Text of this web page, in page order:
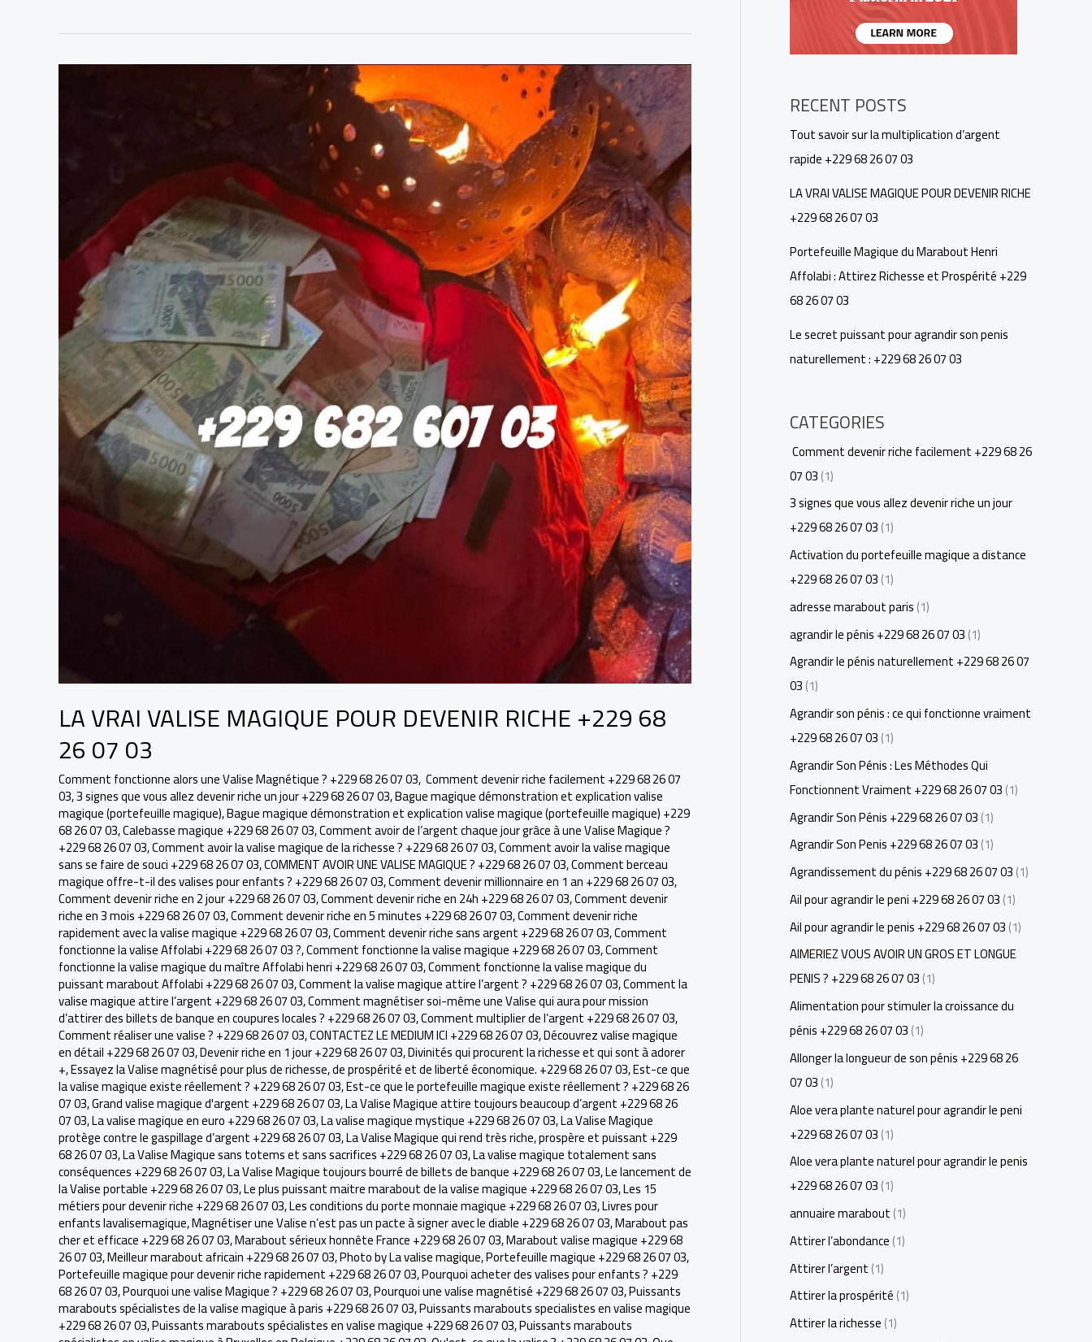
LA VRAI VALISE MAGIQUE POUR DEVENIR RICHE +229 68
26 07 03
Comment fonctionne alors une Valise Magnétique ? +229 68 26 07 03, Comment devenir riche facilement +229 68 26 07
03,3 signes que vous allez devenir riche un jour +229 68 26 07 03,Bague magique démonstration et explication valise
magique (portefeuille magique),Bague magique démonstration et explication valise magique (portefeuille magique) +229
68 26 07 03,Calebasse magique +229 68 26 07 03,Comment avoir de l’argent chaque jour grâce à une Valise Magique ?
+229 68 26 07 03,Comment avoir la valise magique de la richesse ? +229 68 26 07 03,Comment avoir la valise magique
sans se faire de souci +229 68 26 07 03,COMMENT AVOIR UNE VALISE MAGIQUE ? +229 68 26 07 03,Comment berceau
magique offre-t-il des valises pour enfants ? +229 68 26 07 03,Comment devenir millionnaire en 1 an +229 68 26 07 03,
Comment devenir riche en 2 jour +229 68 26 07 03,Comment devenir riche en 24h +229 68 26 07 03,Comment devenir
riche en 3 mois +229 68 26 07 03,Comment devenir riche en 5 minutes +229 68 26 07 03,Comment devenir riche
rapidement avec la valise magique +229 68 26 07 03,Comment devenir riche sans argent +229 68 26 07 03,Comment
fonctionne la valise Affolabi +229 68 26 07 03 ?,Comment fonctionne la valise magique +229 68 26 07 03,Comment
fonctionne la valise magique du maître Affolabi henri +229 68 26 07 03,Comment fonctionne la valise magique du
puissant marabout Affolabi +229 68 26 07 03,Comment la valise magique attire l’argent ? +229 68 26 07 03,Comment la
valise magique attire l’argent +229 68 26 07 03,Comment magnétiser soi-même une Valise qui aura pour mission
d’attirer des billets de banque en coupures locales ? +229 68 26 07 03,Comment multiplier de l’argent +229 68 26 07 03,
Comment réaliser une valise ? +229 68 26 07 03,CONTACTEZ LE MEDIUM ICI +229 68 26 07 03,Découvrez valise magique
en détail +229 68 26 07 03,Devenir riche en 1 jour +229 68 26 07 03,Divinités qui procurent la richesse et qui sont à adorer
+,Essayez la Valise magnétisé pour plus de richesse, de prospérité et de liberté économique. +229 68 26 07 03,Est-ce que
la valise magique existe réellement ? +229 68 26 07 03,Est-ce que le portefeuille magique existe réellement ? +229 68 26
07 03,Grand valise magique d'argent +229 68 26 07 03,La Valise Magique attire toujours beaucoup d’argent +229 68 26
07 03,La valise magique en euro +229 68 26 07 03,La valise magique mystique +229 68 26 07 03,La Valise Magique
protège contre le gaspillage d’argent +229 68 26 07 03,La Valise Magique qui rend très riche, prospère et puissant +229
68 26 07 03,La Valise Magique sans totems et sans sacrifices +229 68 26 07 03,La valise magique totalement sans
conséquences +229 68 26 07 03,La Valise Magique toujours bourré de billets de banque +229 68 26 07 03,Le lancement de
la Valise portable +229 68 26 07 03,Le plus puissant maitre marabout de la valise magique +229 68 26 07 03,Les 15
métiers pour devenir riche +229 68 26 07 03,Les conditions du porte monnaie magique +229 68 26 07 03,Livres pour
enfants lavalisemagique,Magnétiser une Valise n’est pas un pacte à signer avec le diable +229 68 26 07 03,Marabout pas
cher et efficace +229 68 26 07 03,Marabout sérieux honnête France +229 68 26 07 03,Marabout valise magique +229 68
26 07 03,Meilleur marabout africain +229 68 26 07 03,Photo by La valise magique,Portefeuille magique +229 68 26 07 03,
Portefeuille magique pour devenir riche rapidement +229 68 26 07 03,Pourquoi acheter des valises pour enfants ? +229
68 26 07 03,Pourquoi une valise Magique ? +229 68 26 07 03,Pourquoi une valise magnétisé +229 68 26 07 03,Puissants
marabouts spécialistes de la valise magique à paris +229 68 26 07 03,Puissants marabouts specialistes en valise magique
+229 68 26 07 03,Puissants marabouts spécialistes en valise magique +229 68 26 07 03,Puissants marabouts
RECENT POSTS
Tout savoir sur la multiplication d’argent
rapide +229 68 26 07 03
LA VRAI VALISE MAGIQUE POUR DEVENIR RICHE
+229 68 26 07 03
Portefeuille Magique du Marabout Henri
Affolabi : Attirez Richesse et Prospérité +229
68 26 07 03
Le secret puissant pour agrandir son penis
naturellement : +229 68 26 07 03
CATEGORIES
Comment devenir riche facilement +229 68 26
07 03(1)
3 signes que vous allez devenir riche un jour
+229 68 26 07 03(1)
Activation du portefeuille magique a distance
+229 68 26 07 03(1)
adresse marabout paris(1)
agrandir le pénis +229 68 26 07 03(1)
Agrandir le pénis naturellement +229 68 26 07
03(1)
Agrandir son pénis : ce qui fonctionne vraiment
+229 68 26 07 03(1)
Agrandir Son Pénis : Les Méthodes Qui
Fonctionnent Vraiment +229 68 26 07 03(1)
Agrandir Son Pénis +229 68 26 07 03(1)
Agrandir Son Penis +229 68 26 07 03(1)
Agrandissement du pénis +229 68 26 07 03(1)
Ail pour agrandir le peni +229 68 26 07 03(1)
Ail pour agrandir le penis +229 68 26 07 03(1)
AIMERIEZ VOUS AVOIR UN GROS ET LONGUE
PENIS ? +229 68 26 07 03(1)
Alimentation pour stimuler la croissance du
pénis +229 68 26 07 03(1)
Allonger la longueur de son pénis +229 68 26
07 03(1)
Aloe vera plante naturel pour agrandir le peni
+229 68 26 07 03(1)
Aloe vera plante naturel pour agrandir le penis
+229 68 26 07 03(1)
annuaire marabout(1)
Attirer l’abondance(1)
Attirer l’argent(1)
Attirer la prospérité(1)
Attirer la richesse(1)